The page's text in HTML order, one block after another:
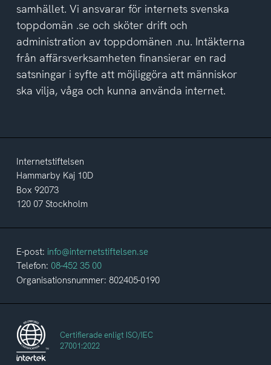
samhället. Vi ansvarar för internets svenska
toppdomän .se och sköter drift och
administration av toppdomänen .nu. Intäkterna
från affärsverksamheten finansierar en rad
satsningar i syfte att möjliggöra att människor
ska vilja, våga och kunna använda internet.
Internetstiftelsen
Hammarby Kaj 10D
Box 92073
120 07 Stockholm
E-post: info@internetstiftelsen.se
Telefon: 08-452 35 00
Organisationsnummer: 802405-0190
Certifierade enligt ISO/IEC
27001:2022